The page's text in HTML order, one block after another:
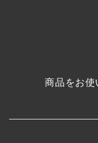
商品をお使